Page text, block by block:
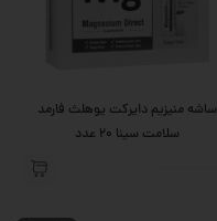
ساشه منیزیم دایرکت یوهلث فارمد
سلامت سینا 20 عدد